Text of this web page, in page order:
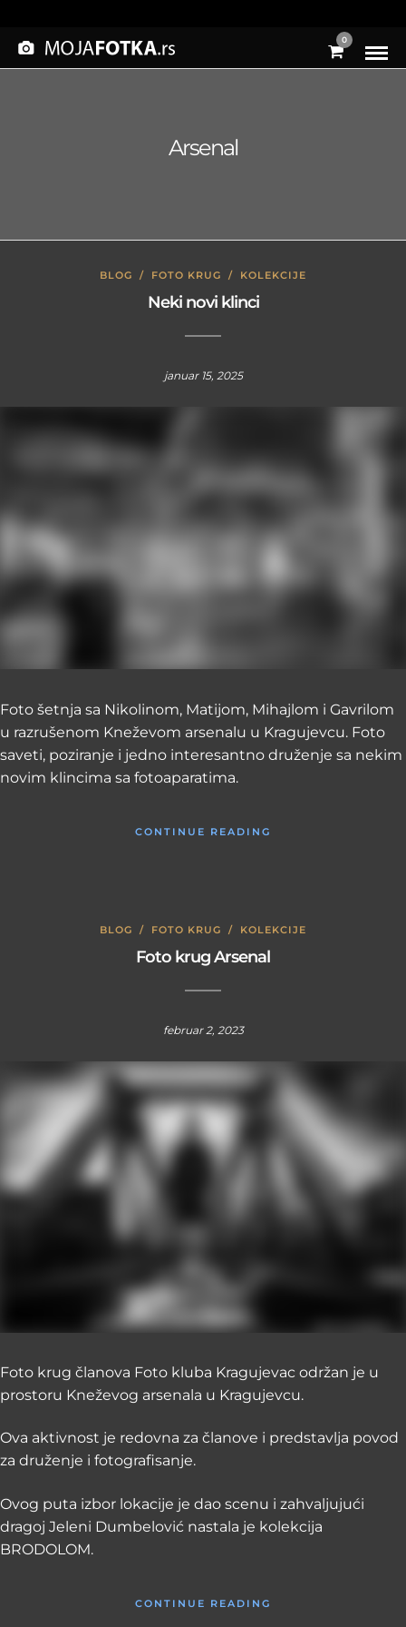
0
Arsenal
BLOG / FOTO KRUG / KOLEKCIJE
Neki novi klinci
januar 15, 2025
Foto šetnja sa Nikolinom, Matijom, Mihajlom i Gavrilom
u razrušenom Kneževom arsenalu u Kragujevcu. Foto
saveti, poziranje i jedno interesantno druženje sa nekim
novim klincima sa fotoaparatima.
CONTINUE READING
BLOG / FOTO KRUG / KOLEKCIJE
Foto krug Arsenal
februar 2, 2023
Foto krug članova Foto kluba Kragujevac održan je u
prostoru Kneževog arsenala u Kragujevcu.
Ova aktivnost je redovna za članove i predstavlja povod
za druženje i fotografisanje.
Ovog puta izbor lokacije je dao scenu i zahvaljujući
dragoj Jeleni Dumbelović nastala je kolekcija
BRODOLOM.
CONTINUE READING